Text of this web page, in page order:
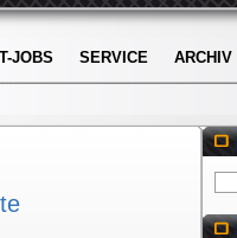
JOBS SERVICE ARCHIV